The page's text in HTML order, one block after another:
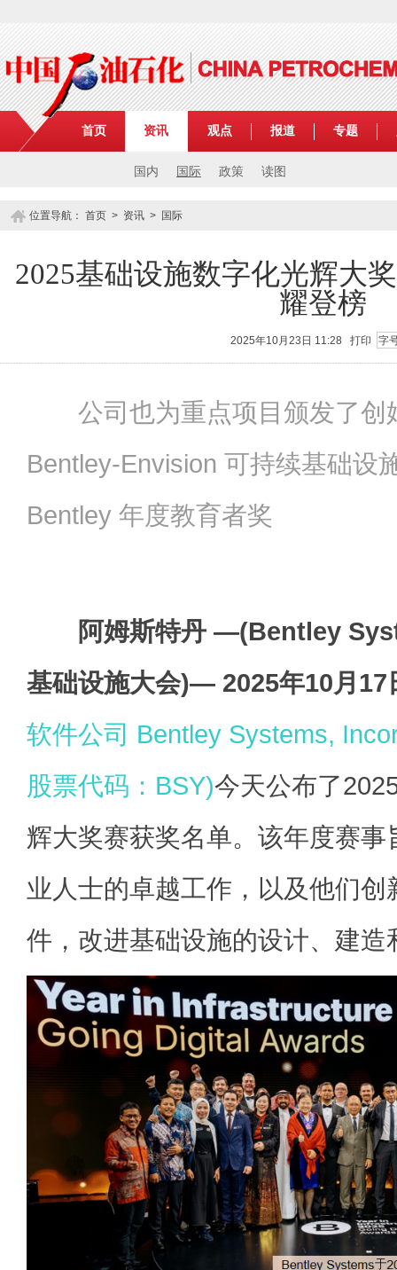
首页 资讯
国内 国际 政策 读图
观点 报道 专题
位置导航： 首页 > 资讯 > 国际
2025基础设施数字化光辉大
耀登榜
2025年10月23日 11:28打印 字
公司也为重点项目颁发了创
Bentley-Envision 可持续基础设
Bentley 年度教育者奖
阿姆斯特丹 —(Bentley
基础设施大会)— 2025年10月17
软件公司 Bentley Systems,
股票代码：BSY)今天公布了
辉大奖赛获奖名单。该年度赛
业人士的卓越工作，以及他们创
件，改进基础设施的设计、建造